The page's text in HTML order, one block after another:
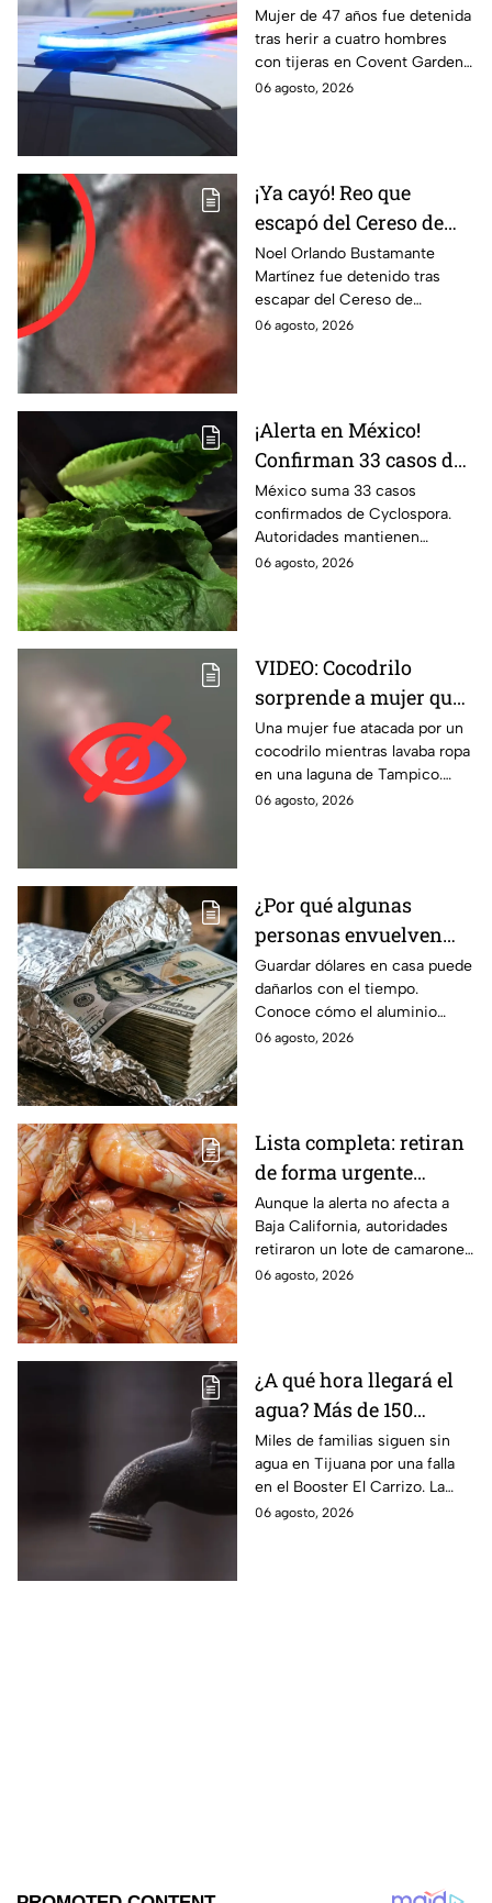
con unas tijeras
Mujer de 47 años fue detenida
tras herir a cuatro hombres
con tijeras en Covent Garden,
Londres. Autoridades
06 agosto, 2026
¡Ya cayó! Reo que
escapó del Cereso de
Mexicali es detenido
tras operativo hoy 6 de
agosto
Noel Orlando Bustamante
Martínez fue detenido tras
escapar del Cereso de
Mexicali. Autoridades
06 agosto, 2026
¡Alerta en México!
Confirman 33 casos de
Cyclospora; estos
estados ya reportan
contagios
México suma 33 casos
confirmados de Cyclospora.
Autoridades mantienen
vigilancia e investigan posibles
06 agosto, 2026
VIDEO: Cocodrilo
sorprende a mujer que
lavaba ropa y la
arrastra al agua en
Tampico | FUERTES
IMÁGENES
Una mujer fue atacada por un
cocodrilo mientras lavaba ropa
en una laguna de Tampico.
Autoridades activaron un
06 agosto, 2026
¿Por qué algunas
personas envuelven
dólares en papel
aluminio? La razón
podría sorprenderte
Guardar dólares en casa puede
dañarlos con el tiempo.
Conoce cómo el aluminio
puede ayudar a proteger los
06 agosto, 2026
Lista completa: retiran
de forma urgente
camarones
contaminados con
salmonela
Aunque la alerta no afecta a
Baja California, autoridades
retiraron un lote de camarones
con salmonela en España;
06 agosto, 2026
¿A qué hora llegará el
agua? Más de 150
colonias de Tijuana
siguen sin servicio
Miles de familias siguen sin
agua en Tijuana por una falla
en el Booster El Carrizo. La
CESPT aún no confirma la hora
06 agosto, 2026